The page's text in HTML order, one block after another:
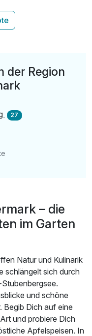
Kernothek*
der Region
27
– die
im Garten
Natur und Kulinarik
schlängelt sich durch
und schöne
Begib Dich auf eine
und probiere Dich
Apfelspeisen. In